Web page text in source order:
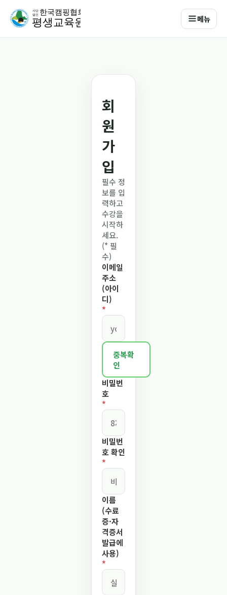
메뉴
회
원
가
입
필수 정
보를 입
력하고
수강을
시작하
세요.
(* 필
수)
이메일
주소
(아이
디)
*
중복확
인
비밀번
호
*
비밀번
호 확인
*
이름
(수료
증·자
격증서
발급에
사용)
*